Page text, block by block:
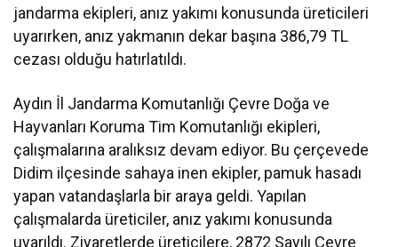
jandarma ekipleri, anız yakımı konusunda üreticileri
uyarırken, anız yakmanın dekar başına 386,79 TL
cezası olduğu hatırlatıldı.
Aydın İl Jandarma Komutanlığı Çevre Doğa ve
Hayvanları Koruma Tim Komutanlığı ekipleri,
çalışmalarına aralıksız devam ediyor. Bu çerçevede
Didim ilçesinde sahaya inen ekipler, pamuk hasadı
yapan vatandaşlarla bir araya geldi. Yapılan
çalışmalarda üreticiler, anız yakımı konusunda
uyarıldı. Ziyaretlerde üreticilere, 2872 Sayılı Çevre